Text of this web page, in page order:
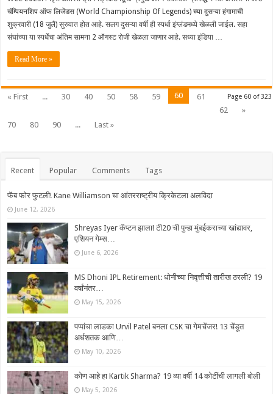
चॅम्पियनशिप ऑफ लिजेंडस (World Championship Of Legends) च्या दुसऱ्या हंगामाची
शुक्रवारी (18 जुलै) सुरुवात होत आहे. सलग दुसऱ्या वर्षी ही स्पर्धा इंग्लंडमध्ये खेळली जाईल. सहा
संघांच्या या स्पर्धेचा अंतिम सामना 2 ऑगस्ट रोजी खेळला जाणार आहे. सध्या इंडिया …
Read More »
Page 60 of 323
« First ... 30 40 50 58 59 60
61
62
»
70
80 90 ... Last »
Recent Popular Comments Tags
फॅब फोर फुटली! Kane Williamson चा आंतरराष्ट्रीय क्रिकेटला अलविदा
June 12, 2026
Shreyas Iyer कॅप्टन झाला! टी20 ची पुन्हा मुंबईकराच्या खांद्यावर,
एशियन गेम्स…
June 6, 2026
MS Dhoni IPL Retirement: धोनीच्या निवृत्तीची तारीख ठरली? 19
वर्षांनंतर…
May 15, 2026
पप्पांचा लाडका Urvil Patel बनला CSK चा गेमचेंजर! 13 चेंडूत
अर्धशतक आणि…
May 10, 2026
कोण आहे हा Kartik Sharma? 19 व्या वर्षी 14 कोटींची लागली बोली
May 5, 2026